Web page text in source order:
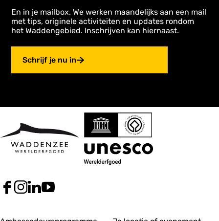
En in je mailbox. We werken maandelijks aan een mail
met tips, originele activiteiten en updates rondom
het Waddengebied. Inschrijven kan hiernaast.
Schrijf je nu in
e
I
t
L
k
Y
T